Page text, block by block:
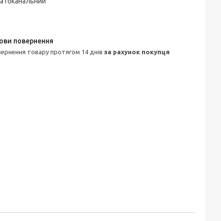
товару протягом 14 днів за рахунок покупця